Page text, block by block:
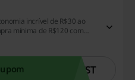
incrível de R$30 ao
mínima de R$120 com
vantagens que oferecemos
descontos, promoções
IST